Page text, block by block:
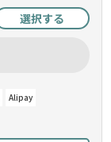
選択する
Alipay